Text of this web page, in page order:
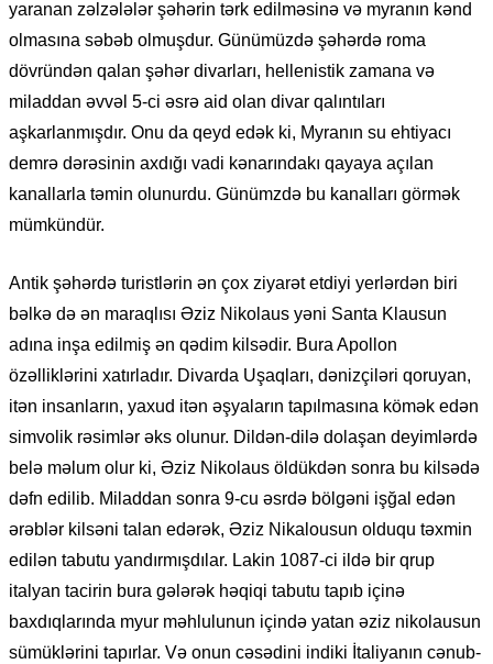
yaranan zəlzələlər şəhərin tərk edilməsinə və myranın kənd
olmasına səbəb olmuşdur. Günümüzdə şəhərdə roma
dövründən qalan şəhər divarları, hellenistik zamana və
miladdan əvvəl 5-ci əsrə aid olan divar qalıntıları
aşkarlanmışdır. Onu da qeyd edək ki, Myranın su ehtiyacı
demrə dərəsinin axdığı vadi kənarındakı qayaya açılan
kanallarla təmin olunurdu. Günümzdə bu kanalları görmək
mümkündür.
Antik şəhərdə turistlərin ən çox ziyarət etdiyi yerlərdən biri
bəlkə də ən maraqlısı Əziz Nikolaus yəni Santa Klausun
adına inşa edilmiş ən qədim kilsədir. Bura Apollon
özəlliklərini xatırladır. Divarda Uşaqları, dənizçiləri qoruyan,
itən insanların, yaxud itən əşyaların tapılmasına kömək edən
simvolik rəsimlər əks olunur. Dildən-dilə dolaşan deyimlərdə
belə məlum olur ki, Əziz Nikolaus öldükdən sonra bu kilsədə
dəfn edilib. Miladdan sonra 9-cu əsrdə bölgəni işğal edən
ərəblər kilsəni talan edərək, Əziz Nikalousun olduqu təxmin
edilən tabutu yandırmışdılar. Lakin 1087-ci ildə bir qrup
italyan tacirin bura gələrək həqiqi tabutu tapıb içinə
baxdıqlarında myur məhlulunun içində yatan əziz nikolausun
sümüklərini tapırlar. Və onun cəsədini indiki İtaliyanın cənub-